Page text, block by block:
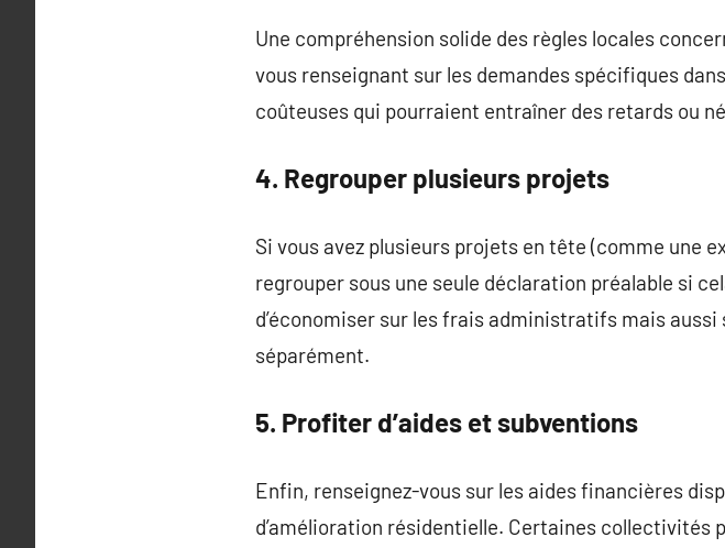
Une compréhension solide des règles locales
vous renseignant sur les demandes spécifiques
coûteuses qui pourraient entraîner des retards ou
4. Regrouper plusieurs projets
Si vous avez plusieurs projets en tête (comme une
regrouper sous une seule déclaration préalable si
d’économiser sur les frais administratifs mais
séparément.
5. Profiter d’aides et subventions
Enfin, renseignez-vous sur les aides financières
d’amélioration résidentielle. Certaines collectivités